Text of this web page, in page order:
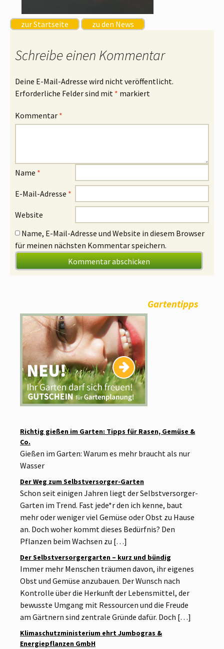
zur Startseite zu den News
Schreibe einen Kommentar
Deine E-Mail-Adresse wird nicht veröffentlicht.
Erforderliche Felder sind mit * markiert
Kommentar *
Name *
E-Mail-Adresse *
Website
Name, E-Mail-Adresse und Website in diesem Browser
für meinen nächsten Kommentar speichern.
Gartentipps
Richtig gießen im Garten: Tipps für Rasen, Gemüse &
Co.
Gießen im Garten: Warum es mehr braucht als nur
Wasser
Der Weg zum Selbstversorger-Garten
Schon seit einigen Jahren liegt der Selbstversorger-
Garten im Trend. Fast jede*r den ich kenne, baut
mehr oder weniger viel Gemüse oder Obst zu Hause
an. Doch woher kommt dieses Bedürfnis? Den
Pflanzen beim Wachsen zu […]
Der Selbstversorgergarten – kurz und bündig
Immer mehr Menschen träumen davon, ihr eigenes
Obst und Gemüse anzubauen. Der Wunsch nach
Kontrolle über die Herkunft der Lebensmittel, der
bewusste Umgang mit Ressourcen und die Freude
am Gärtnern sind zentrale Gründe dafür. Doch […]
Klimaschutzministerium ehrt Jumbogras &
Energiepflanzen GmbH